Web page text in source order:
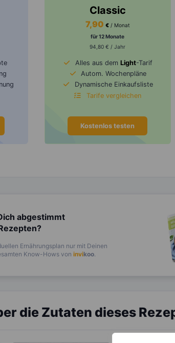
Classic
7,90 € / Monat
für 12 Monate
94,80 € / Jahr
Alles aus dem Light-Tarif
Autom. Wochenpläne
Dynamische Einkaufsliste
Tarife vergleichen
Kostenlos testen
abgestimmt
Ernährungsplan nur mit Deinen
Know-Hows von invikoo.
die Zutaten dieses